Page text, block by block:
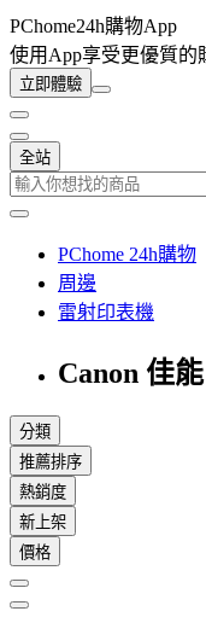
PChome24h購物App
使用App享受更優質的
立即體驗
全站
PChome 24h購物
周邊
雷射印表機
Canon 佳
分類
推薦排序
熱銷度
新上架
價格